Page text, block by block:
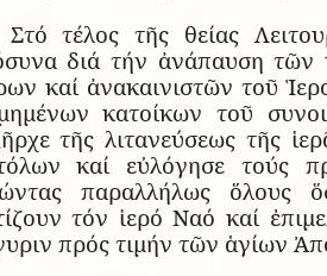
Στό τέλος τῆς θείας
διά τήν ἀνάπαυση τῶν
καί ἀνακαινιστῶν τοῦ
κατοίκων τοῦ
τῆς λιτανεύσεως τῆς
καί εὐλόγησε τούς
παραλλήλως ὅλους
τόν ἱερό Ναό καί
πρός τιμήν τῶν ἁγίων